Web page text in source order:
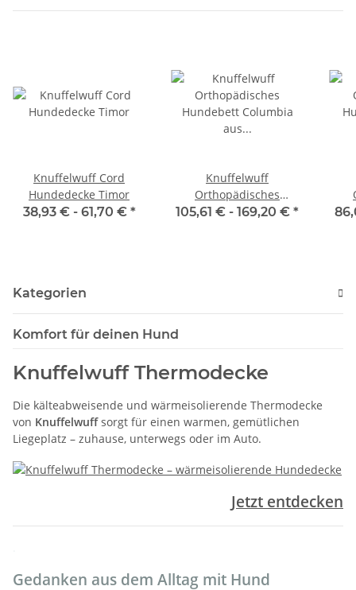
Knuffelwuff Cord
Hundedecke Timor
38,93 € - 61,70 € *
Knuffelwuff
Orthopädisches
Hundebett Columbia
105,61 € - 169,20 € *
Kategorien
Komfort für deinen Hund
Knuffelwuff Thermodecke
Die kälteabweisende und wärmeisolierende Thermodecke
von Knuffelwuffsorgt für einen warmen, gemütlichen
Liegeplatz – zuhause, unterwegs oder im Auto.
Jetzt entdecken
Gedanken aus dem Alltag mit Hund